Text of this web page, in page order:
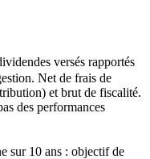
versés rapportés
Net de frais de
et brut de fiscalité.
des performances
sur 10 ans : objectif de